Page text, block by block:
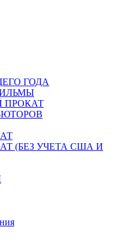
ГОДА
ПРОКАТ
(БЕЗ УЧЕТА США И